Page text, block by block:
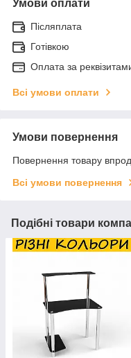
Умови оплати
Післяплата
Готівкою
Оплата за
Всі умови оплати
Умови повернення
Повернення товару
Всі умови повернення
Подібні товари